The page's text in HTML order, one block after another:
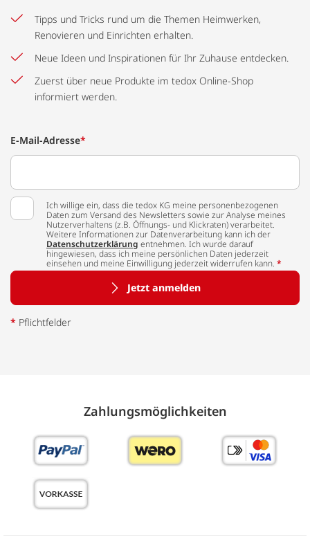
Tipps und Tricks rund um die Themen Heimwerken,
Renovieren und Einrichten erhalten.
Neue Ideen und Inspirationen für Ihr Zuhause entdecken.
Zuerst über neue Produkte im tedox Online-Shop
informiert werden.
E-Mail-Adresse*
Ich willige ein, dass die tedox KG meine personenbezogenen
Daten zum Versand des Newsletters sowie zur Analyse meines
Nutzerverhaltens (z.B. Öffnungs- und Klickraten) verarbeitet.
Weitere Informationen zur Datenverarbeitung kann ich der
Datenschutzerklärung entnehmen. Ich wurde darauf
hingewiesen, dass ich meine persönlichen Daten jederzeit
einsehen und meine Einwilligung jederzeit widerrufen kann. *
Jetzt anmelden
* Pflichtfelder
Zahlungs­möglich­keiten